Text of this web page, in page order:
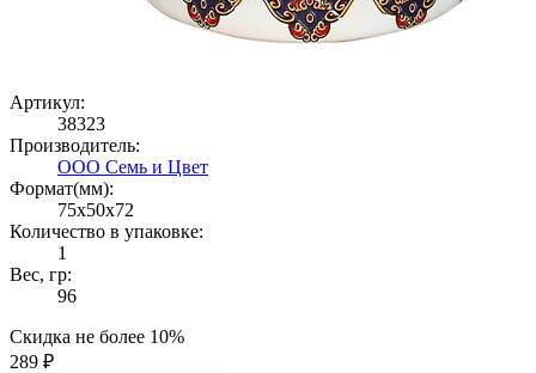
Артикул:
38323
Производитель:
ООО Семь и Цвет
Формат(мм):
75x50x72
Количество в упаковке:
1
Вес, гр:
96
Скидка не более 10%
289 ₽